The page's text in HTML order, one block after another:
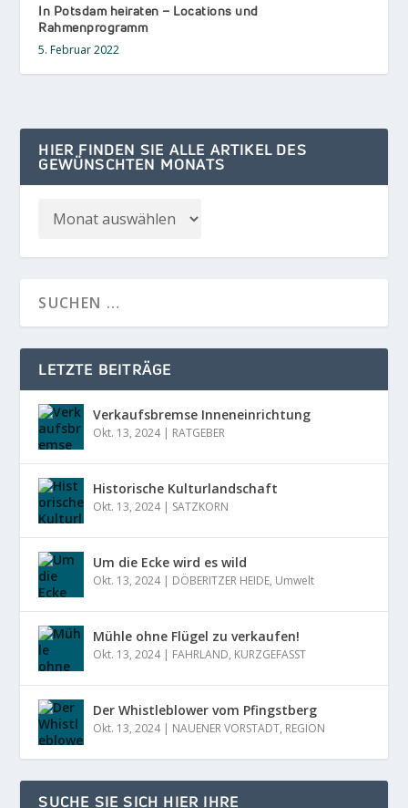
In Potsdam heiraten – Locations und
Rahmenprogramm
5. Februar 2022
HIER FINDEN SIE ALLE ARTIKEL DES
GEWÜNSCHTEN MONATS
LETZTE BEITRÄGE
Verkaufsbremse Inneneinrichtung
Okt. 13, 2024| RATGEBER
Historische Kulturlandschaft
Okt. 13, 2024| SATZKORN
Um die Ecke wird es wild
Okt. 13, 2024| DÖBERITZER HEIDE, Umwelt
Mühle ohne Flügel zu verkaufen!
Okt. 13, 2024| FAHRLAND, KURZGEFASST
Der Whistleblower vom Pfingstberg
Okt. 13, 2024| NAUENER VORSTADT, REGION
SUCHE SIE SICH HIER IHRE